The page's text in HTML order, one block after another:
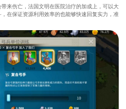
来伤亡，法国文明在医院治疗的加成上，可以大
在保证资源利用效率的也能够快速回复实力，准